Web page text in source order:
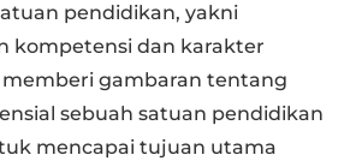
pendidikan, yakni
kompetensi dan karakter
gambaran tentang
sebuah satuan pendidikan
mencapai tujuan utama